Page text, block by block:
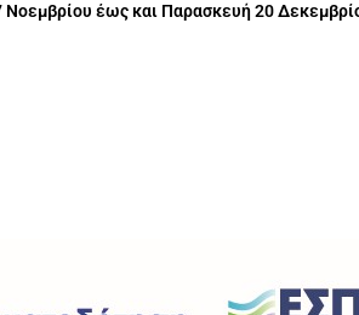
Νοεμβρίου έως και Παρασκευή 20